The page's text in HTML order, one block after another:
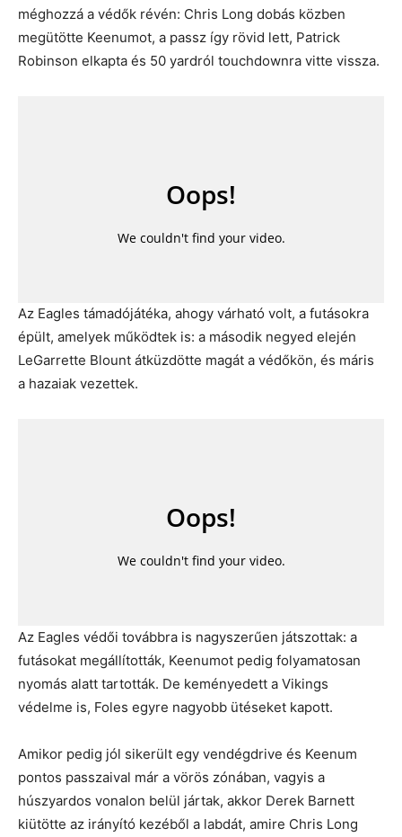
méghozzá a védők révén: Chris Long dobás közben
megütötte Keenumot, a passz így rövid lett, Patrick
Robinson elkapta és 50 yardról touchdownra vitte vissza.
Az Eagles támadójátéka, ahogy várható volt, a futásokra
épült, amelyek működtek is: a második negyed elején
LeGarrette Blount átküzdötte magát a védőkön, és máris
a hazaiak vezettek.
Az Eagles védői továbbra is nagyszerűen játszottak: a
futásokat megállították, Keenumot pedig folyamatosan
nyomás alatt tartották. De keményedett a Vikings
védelme is, Foles egyre nagyobb ütéseket kapott.
Amikor pedig jól sikerült egy vendégdrive és Keenum
pontos passzaival már a vörös zónában, vagyis a
húszyardos vonalon belül jártak, akkor Derek Barnett
kiütötte az irányító kezéből a labdát, amire Chris Long